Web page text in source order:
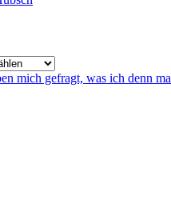
mich gefragt, was ich denn ma